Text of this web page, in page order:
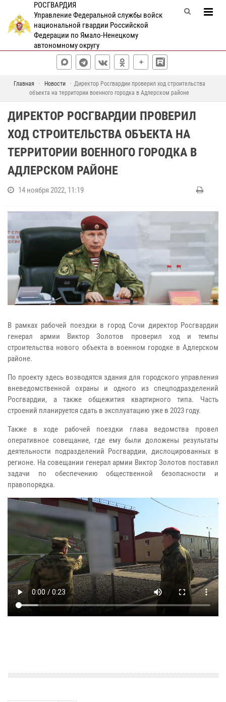
РОСГВАРДИЯ
Управление Федеральной службы войск
национальной гвардии Российской
Федерации по Ямало-Ненецкому
автономному округу
Главная Новости
Директор Росгвардии проверил ход строительства
объекта на территории военного городка в Адлерском районе
ДИРЕКТОР РОСГВАРДИИ ПРОВЕРИЛ
ХОД СТРОИТЕЛЬСТВА ОБЪЕКТА НА
ТЕРРИТОРИИ ВОЕННОГО ГОРОДКА В
АДЛЕРСКОМ РАЙОНЕ
14 ноября 2022, 11:19
В рамках рабочей поездки в город Сочи директор Росгвардии
генерал армии Виктор Золотов проверил ход и темпы
строительства нового объекта в военном городке в Адлерском
районе.
По проекту здесь возводятся здания для городского управления
вневедомственной охраны и одного из спецподразделений
Росгвардии, а также общежития квартирного типа. Часть
строений планируется сдать в эксплуатацию уже в 2023 году.
Также в ходе рабочей поездки глава ведомства провел
оперативное совещание, где ему были доложены результаты
деятельности подразделений Росгвардии, дислоцированных в
регионе. На совещании генерал армии Виктор Золотов поставил
задачи по обеспечению общественной безопасности и
правопорядка.